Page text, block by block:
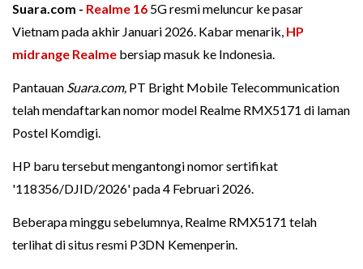
Suara.com - Realme 16 5G resmi meluncur ke pasar
Vietnam pada akhir Januari 2026. Kabar menarik, HP
midrange Realme bersiap masuk ke Indonesia.
Pantauan Suara.com, PT Bright Mobile Telecommunication
telah mendaftarkan nomor model Realme RMX5171 di laman
Postel Komdigi.
HP baru tersebut mengantongi nomor sertifikat
'118356/DJID/2026' pada 4 Februari 2026.
Beberapa minggu sebelumnya, Realme RMX5171 telah
terlihat di situs resmi P3DN Kemenperin.